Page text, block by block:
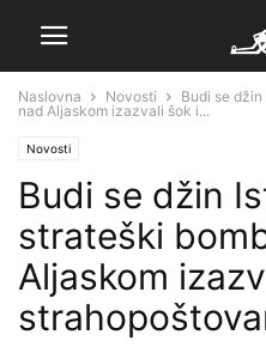
Naslovna Novosti
Budi se
nad Aljaskom izazvali šok i...
Novosti
Budi se džin
strateški
Aljaskom